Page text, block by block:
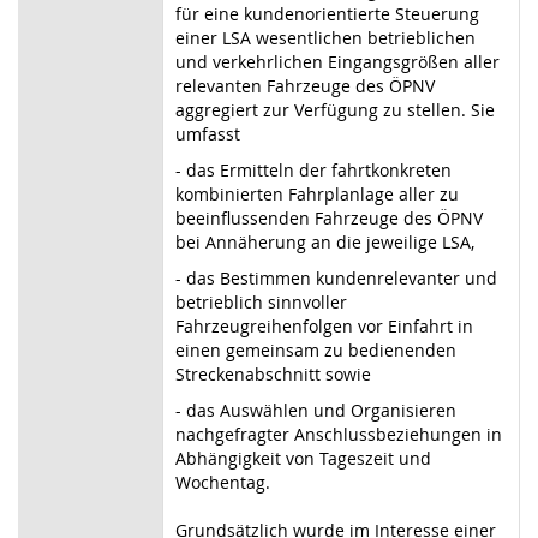
für eine kundenorientierte Steuerung
einer LSA wesentlichen betrieblichen
und verkehrlichen Eingangsgrößen aller
relevanten Fahrzeuge des ÖPNV
aggregiert zur Verfügung zu stellen. Sie
umfasst
- das Ermitteln der fahrtkonkreten
kombinierten Fahrplanlage aller zu
beeinflussenden Fahrzeuge des ÖPNV
bei Annäherung an die jeweilige LSA,
- das Bestimmen kundenrelevanter und
betrieblich sinnvoller
Fahrzeugreihenfolgen vor Einfahrt in
einen gemeinsam zu bedienenden
Streckenabschnitt sowie
- das Auswählen und Organisieren
nachgefragter Anschlussbeziehungen in
Abhängigkeit von Tageszeit und
Wochentag.
Grundsätzlich wurde im Interesse einer